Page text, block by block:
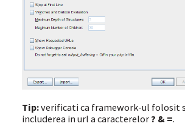
Tip:verificati ca framework-ul folosit
includerea in url a caracterelor? & =.